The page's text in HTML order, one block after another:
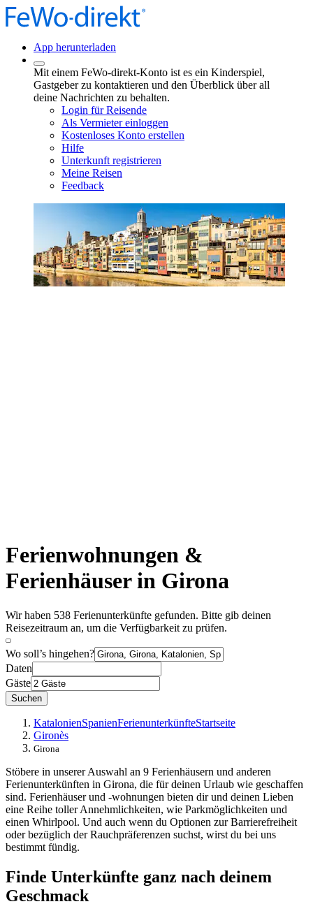
App herunterladen
Mit einem FeWo-direkt-Konto ist es ein Kinderspiel,
Gastgeber zu kontaktieren und den Überblick über all
deine Nachrichten zu behalten.
Login für Reisende
Als Vermieter einloggen
Kostenloses Konto erstellen
Hilfe
Unterkunft registrieren
Meine Reisen
Feedback
Ferienwohnungen &
Ferienhäuser in Girona
Wir haben 538 Ferienunterkünfte gefunden. Bitte gib deinen
Reisezeitraum an, um die Verfügbarkeit zu prüfen.
Wo soll’s hingehen?
Daten
Gäste
Suchen
KatalonienSpanienFerienunterkünfteStartseite
Gironès
Girona
Stöbere in unserer Auswahl an 9 Ferienhäusern und anderen
Ferienunterkünften in Girona, die für deinen Urlaub wie geschaffen
sind. Ferienhäuser und -wohnungen bieten dir und deinen Lieben
eine Reihe toller Annehmlichkeiten, wie Parkmöglichkeiten und
einen Whirlpool. Und auch wenn du Optionen zur Barrierefreiheit
oder bezüglich der Rauchpräferenzen suchst, wirst du bei uns
bestimmt fündig.
Finde Unterkünfte ganz nach deinem
Geschmack